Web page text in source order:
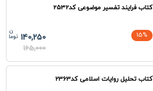
کتاب فرایند تفسیر موضوعی کد2532
15%
140,250
165,000
کتاب تحلیل روایات اسلامی کد2363